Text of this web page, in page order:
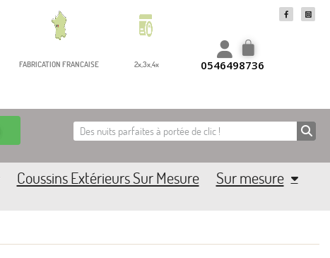
FABRICATION FRANCAISE 2x,3x,4x 0546498736
Coussins Extérieurs Sur Mesure
Sur mesure